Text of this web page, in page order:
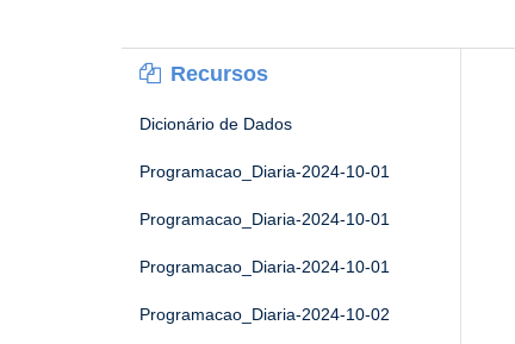
Recursos
Dicionário de Dados
Programacao_Diaria-2024-10-01
Programacao_Diaria-2024-10-01
Programacao_Diaria-2024-10-01
Programacao_Diaria-2024-10-02